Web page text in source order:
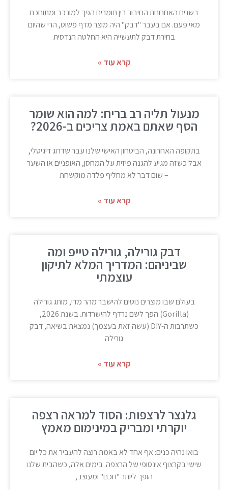
בשנים האחרונות החיבור בין חומרים הפך למורכב ומתוחכם
מאי פעם. אם בעבר "דבק" היה מוצר מדף פשוט, הרי שהיום
בחירת דבק לתעשייה היא החלטה הנדסית
קרא עוד »
מנעול תליה רב בריח: למה הוא שומר
הסף שאתם באמת צריכים ב-2026?
בתקופה האחרונה, הביטחון האישי שלנו עבר שדרוג דיגיטלי,
אבל כשזה מגיע להגנה פיזית על המחסן, האופניים או השער
– שום דבר לא מחליף פלדה מוקשחת
קרא עוד »
דבק גורילה, גורילה טייפ ומה
שביניהם: המדריך המלא לתיקון
עוצמתי
בעולם שבו מוצרים נוטים להישבר מהר מדי, מותג גורילה
(Gorilla) הפך לשם נרדף להישרדות. בשנת 2026,
כשתרבות ה-DIY (עשה זאת בעצמך) נמצאת בשיאה, דבק
גורילה
קרא עוד »
גלנצר לרצפות: הסוד למראה רצפה
יוקרתי ומבריק במינימום מאמץ
בואו נהיה כנים: אף אחד לא באמת רוצה להעביר את כל יום
שישי בקרצוף אינסופי של הרצפה. בימים אלה, כשהבית שלנו
הופך ליותר "חכם" ומעוצב,